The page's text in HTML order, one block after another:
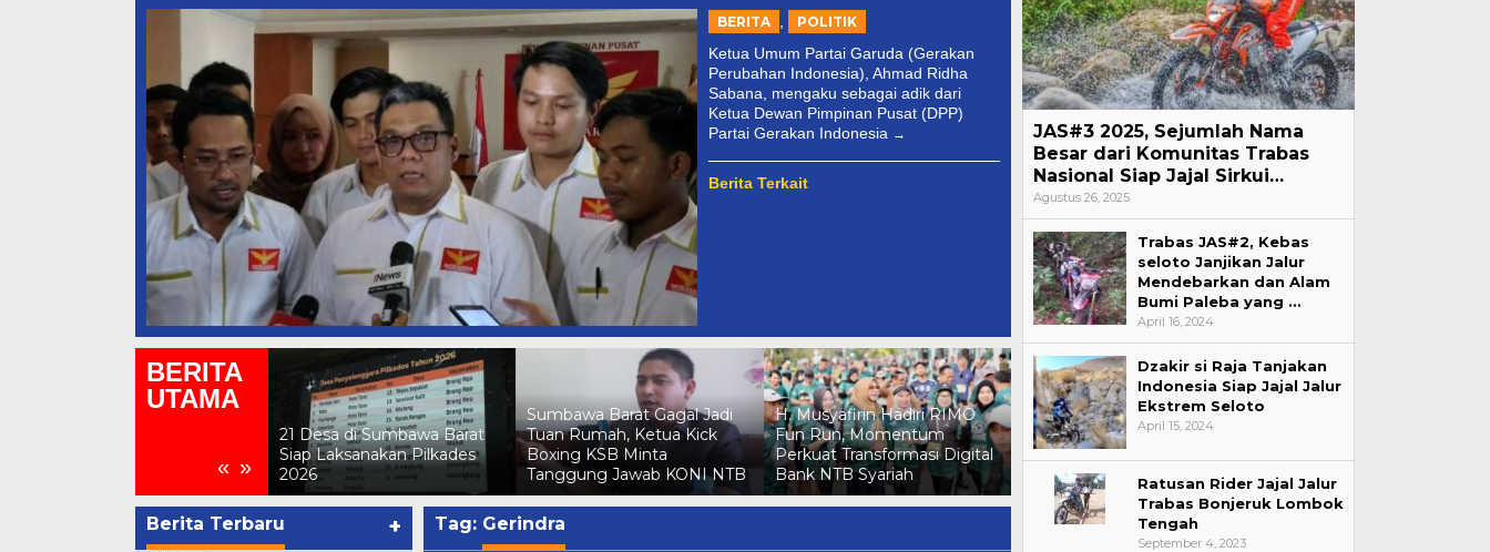
BERITA POLITIK
Ketua Umum Partai Garuda (Gerakan
Perubahan Indonesia), Ahmad Ridha
Sabana, mengaku sebagai adik dari
Ketua Dewan Pimpinan Pusat (DPP)
Partai Gerakan Indonesia
Berita Terkait
BERITA
UTAMA
« »
Naik Menjadi Rp2,29 Triliun
21 Desa di Sumbawa Barat
Siap Laksanakan Pilkades
2026
Sumbawa Barat Gagal Jadi
Tuan Rumah, Ketua Kick
Boxing KSB Minta
Tanggung Jawab KONI NTB
H. Musyafirin Hadiri RIMO
Fun Run, Momentum
Perkuat Transformasi Digital
Bank NTB Syariah
Rotasi Polri, AKBP Rendy
Andy Julikhlas Ditunjuk Jadi
Kapolres Sumbawa Barat
Naik Menjadi Rp2,29 Triliun
Berita Terbaru + Tag: Gerindra
JAS#3 2025, Sejumlah Nama
Besar dari Komunitas Trabas
Nasional Siap Jajal Sirkui…
Agustus 26, 2025
Trabas JAS#2, Kebas
seloto Janjikan Jalur
Mendebarkan dan Alam
Bumi Paleba yang …
April 16, 2024
Dzakir si Raja Tanjakan
Indonesia Siap Jajal Jalur
Ekstrem Seloto
April 15, 2024
Ratusan Rider Jajal Jalur
Trabas Bonjeruk Lombok
Tengah
September 4, 2023